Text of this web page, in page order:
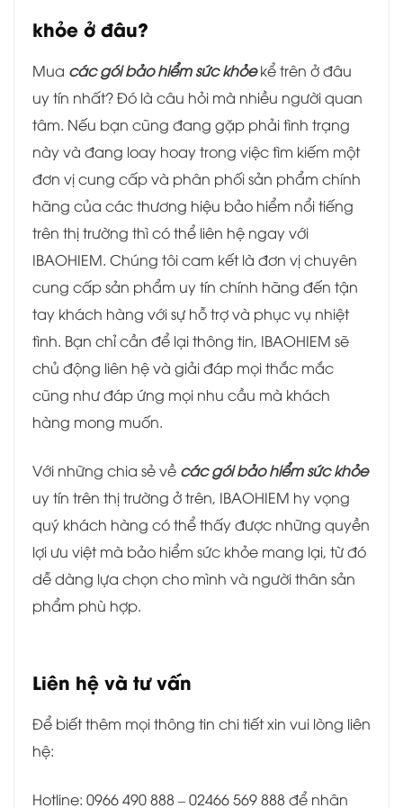
khỏe ở đâu?
Mua các gói bảo hiểm sức khỏekể trên ở đâu
uy tín nhất? Đó là câu hỏi mà nhiều người quan
tâm. Nếu bạn cũng đang gặp phải tình trạng
này và đang loay hoay trong việc tìm kiếm một
đơn vị cung cấp và phân phối sản phẩm chính
hãng của các thương hiệu bảo hiểm nổi tiếng
trên thị trường thì có thể liên hệ ngay với
IBAOHIEM. Chúng tôi cam kết là đơn vị chuyên
cung cấp sản phẩm uy tín chính hãng đến tận
tay khách hàng với sự hỗ trợ và phục vụ nhiệt
tình. Bạn chỉ cần để lại thông tin, IBAOHIEM sẽ
chủ động liên hệ và giải đáp mọi thắc mắc
cũng như đáp ứng mọi nhu cầu mà khách
hàng mong muốn.
Với những chia sẻ về các gói bảo hiểm sức khỏe
uy tín trên thị trường ở trên, IBAOHIEM hy vọng
quý khách hàng có thể thấy được những quyền
lợi ưu việt mà bảo hiểm sức khỏe mang lại, từ đó
dễ dàng lựa chọn cho mình và người thân sản
phẩm phù hợp.
Liên hệ và tư vấn
Để biết thêm mọi thông tin chi tiết xin vui lòng liên
hệ:
Hotline: 0966 490 888 – 02466 569 888 để nhân